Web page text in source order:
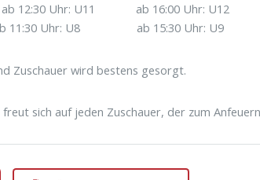
ab 12:30 Uhr: U11 ab 16:00 Uhr: U12
ab 11:30 Uhr: U8 ab 15:30 Uhr: U9
Zuschauer wird bestens gesorgt.
sich auf jeden Zuschauer, der zum